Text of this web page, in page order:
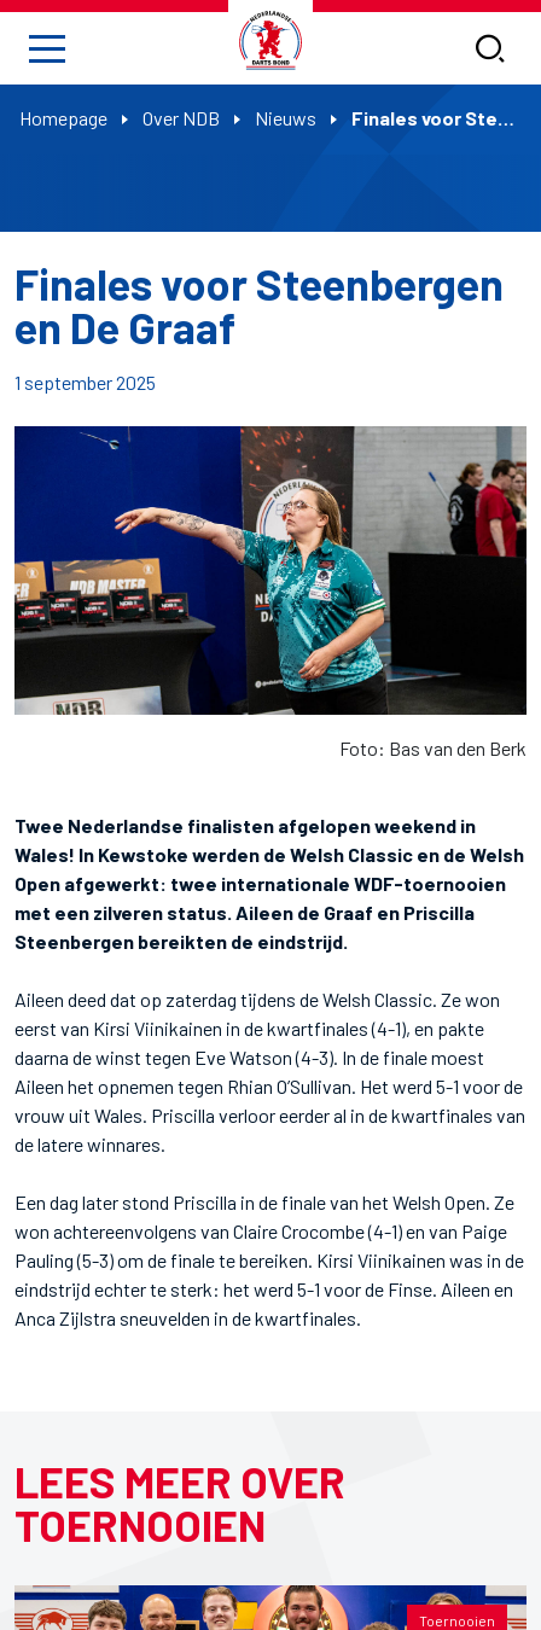
Homepage Over NDB Nieuws Finales voor Steenbergen en De Graaf
Finales voor Steenbergen
en De Graaf
1 september 2025
Foto: Bas van den Berk
Twee Nederlandse finalisten afgelopen weekend in
Wales! In Kewstoke werden de Welsh Classic en de Welsh
Open afgewerkt: twee internationale WDF-toernooien
met een zilveren status. Aileen de Graaf en Priscilla
Steenbergen bereikten de eindstrijd.
Aileen deed dat op zaterdag tijdens de Welsh Classic. Ze won
eerst van Kirsi Viinikainen in de kwartfinales (4-1), en pakte
daarna de winst tegen Eve Watson (4-3). In de finale moest
Aileen het opnemen tegen Rhian O’Sullivan. Het werd 5-1 voor de
vrouw uit Wales. Priscilla verloor eerder al in de kwartfinales van
de latere winnares.
Een dag later stond Priscilla in de finale van het Welsh Open. Ze
won achtereenvolgens van Claire Crocombe (4-1) en van Paige
Pauling (5-3) om de finale te bereiken. Kirsi Viinikainen was in de
eindstrijd echter te sterk: het werd 5-1 voor de Finse. Aileen en
Anca Zijlstra sneuvelden in de kwartfinales.
LEES MEER OVER
TOERNOOIEN
Toernooien